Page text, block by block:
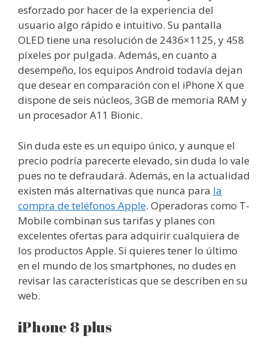
esforzado por hacer de la experiencia del
usuario algo rápido e intuitivo. Su pantalla
OLED tiene una resolución de 2436×1125, y 458
píxeles por pulgada. Además, en cuanto a
desempeño, los equipos Android todavía dejan
que desear en comparación con el iPhone X que
dispone de seis núcleos, 3GB de memoria RAM y
un procesador A11 Bionic.
Sin duda este es un equipo único, y aunque el
precio podría parecerte elevado, sin duda lo vale
pues no te defraudará. Además, en la actualidad
existen más alternativas que nunca para la
compra de teléfonos Apple. Operadoras como T-
Mobile combinan sus tarifas y planes con
excelentes ofertas para adquirir cualquiera de
los productos Apple. Si quieres tener lo último
en el mundo de los smartphones, no dudes en
revisar las características que se describen en su
web.
iPhone 8 plus